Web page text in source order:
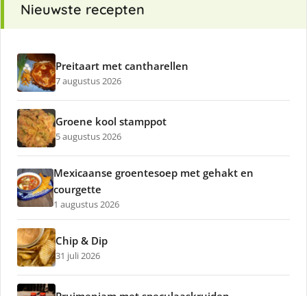
Nieuwste recepten
Preitaart met cantharellen
7 augustus 2026
Groene kool stamppot
5 augustus 2026
Mexicaanse groentesoep met gehakt en
courgette
1 augustus 2026
Chip & Dip
31 juli 2026